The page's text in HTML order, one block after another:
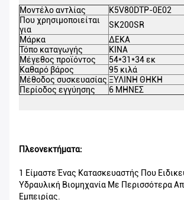
Μοντέλο αντλίας
K5V80DTP-0E02
Που χρησιμοποιείται
για
SK200SR
Μάρκα
ΔΕΚΑ
Τόπο καταγωγής
ΚΙΝΑ
Μέγεθος προϊόντος
54*31*34 εκ
Καθαρό βάρος
95 κιλά
Μέθοδος συσκευασίας ΞΥΛΙΝΗ ΘΗΚΗ
Περίοδος εγγύησης
6 ΜΗΝΕΣ
Πλεονεκτήματα:
1 Είμαστε Ένας Κατασκευαστής Που
Υδραυλική Βιομηχανία Με Περισσότερα
Εμπειρίας.